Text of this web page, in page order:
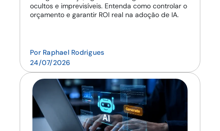
ocultos e imprevisíveis. Entenda como controlar o
orçamento e garantir ROI real na adoção de IA.
Por Raphael Rodrigues
24/07/2026